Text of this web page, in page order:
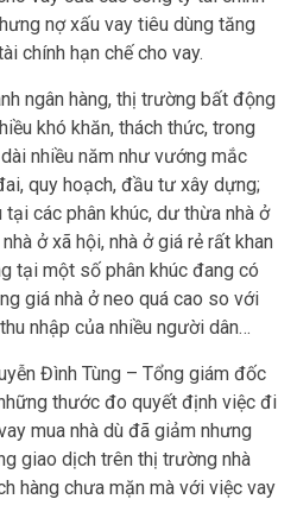
nợ xấu vay tiêu dùng tăng
chính hạn chế cho vay.
ngân hàng, thị trường bất động
khó khăn, thách thức, trong
nhiều năm như vướng mắc
quy hoạch, đầu tư xây dựng;
các phân khúc, dư thừa nhà ở
ở xã hội, nhà ở giá rẻ rất khan
tại một số phân khúc đang có
giá nhà ở neo quá cao so với
nhập của nhiều người dân…
Đình Tùng – Tổng giám đốc
thước đo quyết định việc đi
mua nhà dù đã giảm nhưng
giao dịch trên thị trường nhà
hàng chưa mặn mà với việc vay